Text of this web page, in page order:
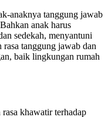
anaknya tanggung jawab
anak harus
sedekah, menyantuni
tanggung jawab dan
baik lingkungan rumah